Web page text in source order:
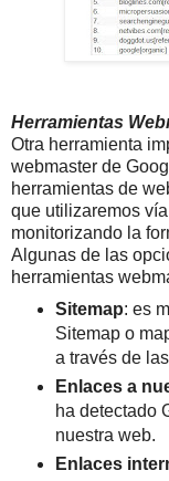
Herramientas
Otra herramienta
webmaster de
herramientas de
que utilizaremos
monitorizando la
Algunas de las
herramientas
Sitemap: es
Sitemap o
a través de
Enlaces a
ha detectado
nuestra web.
Enlaces